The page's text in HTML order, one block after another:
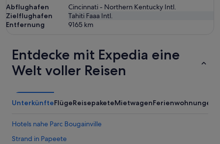
Abflughafen
Cincinnati - Northern Kentucky Intl.
Zielflughafen
Tahiti Faaa Intl.
Entfernung
9165 km
Entdecke mit Expedia eine
Welt voller Reisen
UnterkünfteFlügeReisepaketeMietwagenFerienwohnungen
Hotels nahe Parc Bougainville
Strand in Papeete